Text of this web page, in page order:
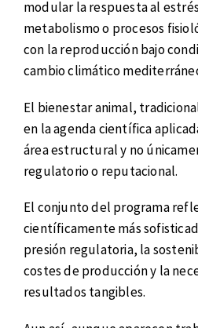
modular la respuesta al
metabolismo o procesos
con la reproducción bajo
cambio climático
El bienestar animal,
en la agenda científica
área estructural y no
regulatorio o reputacional.
El conjunto del programa
científicamente más
presión regulatoria, la
costes de producción y la
resultados tangibles.